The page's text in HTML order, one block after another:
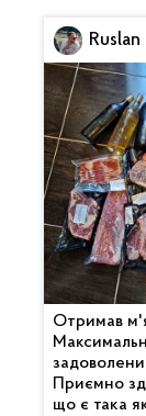
Отримав
Приємно
що є така
Ruslan